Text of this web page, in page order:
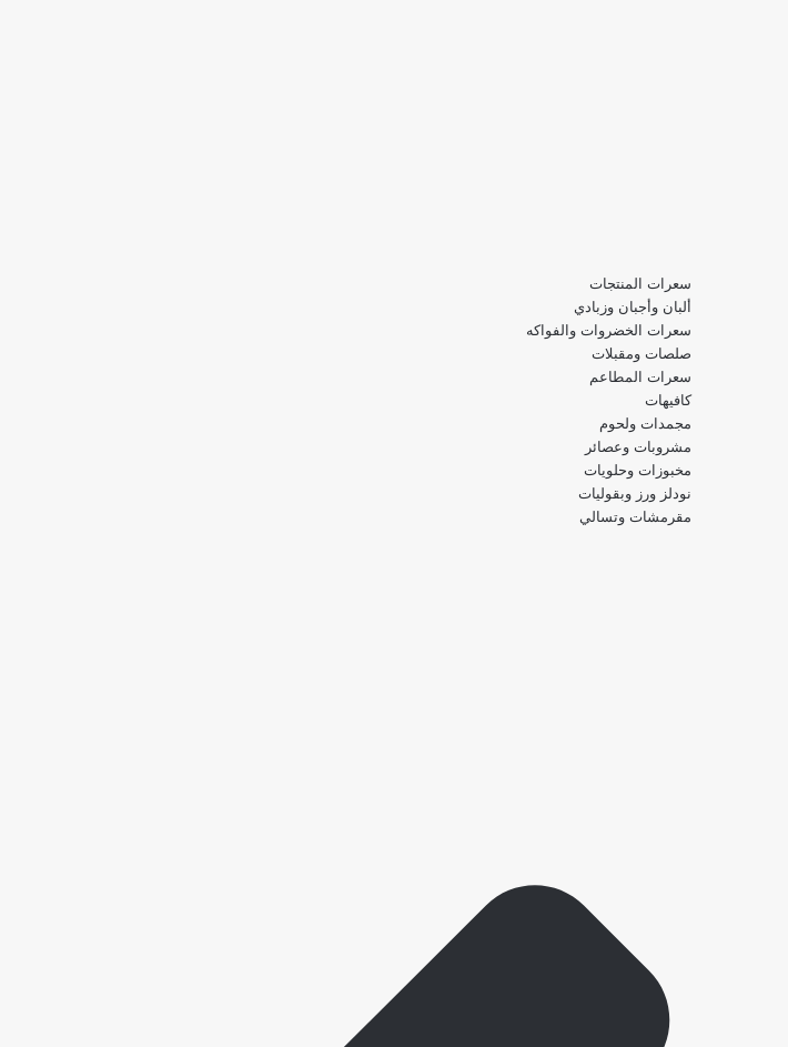
سعرات المنتجات
ألبان وأجبان وزبادي
سعرات الخضروات والفواكه
صلصات ومقبلات
سعرات المطاعم
كافيهات
مجمدات ولحوم
مشروبات وعصائر
مخبوزات وحلويات
نودلز ورز وبقوليات
مقرمشات وتسالي